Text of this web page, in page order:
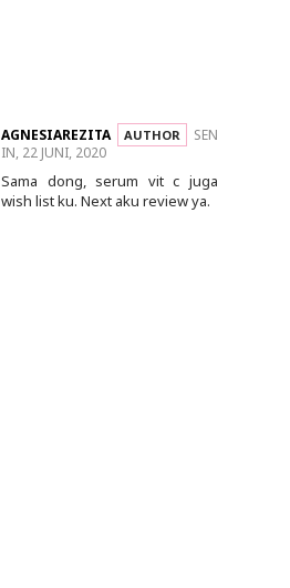
AGNESIAREZITA
SEN
IN, 22 JUNI, 2020
Sama dong, serum vit c juga
wish list ku. Next aku review ya.